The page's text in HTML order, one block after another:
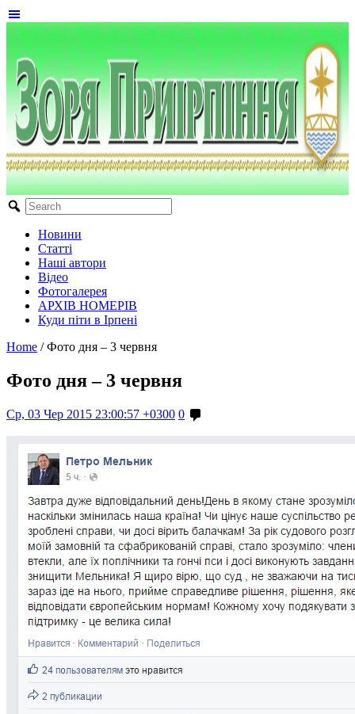
Новини
Статті
Наші автори
Відео
Фотогалерея
АРХІВ НОМЕРІВ
Куди піти в Ірпені
Home / Фото дня – 3 червня
Фото дня – 3 червня
Ср, 03 Чер 2015 23:00:57 +0300 0